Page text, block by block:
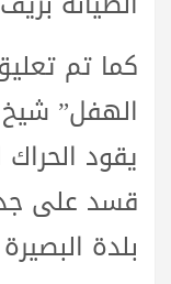
كما تم
الهفل” شيخ
يقود
قسد على
بلدة